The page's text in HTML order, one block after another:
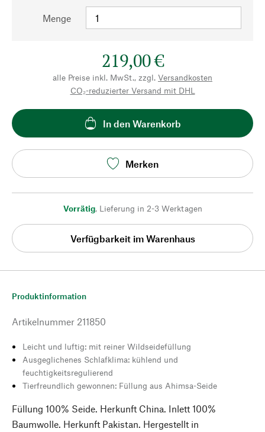
Menge
219,00 €
alle Preise inkl. MwSt., zzgl. Versandkosten
CO₂-reduzierter Versand mit DHL
In den Warenkorb
Merken
Vorrätig, Lieferung in 2-3 Werktagen
Verfügbarkeit im Warenhaus
Produktinformation
Artikelnummer 211850
Leicht und luftig: mit reiner Wildseidefüllung
Ausgeglichenes Schlafklima: kühlend und
feuchtigkeitsregulierend
Tierfreundlich gewonnen: Füllung aus Ahimsa-Seide
Füllung 100% Seide. Herkunft China. Inlett 100%
Baumwolle. Herkunft Pakistan. Hergestellt in